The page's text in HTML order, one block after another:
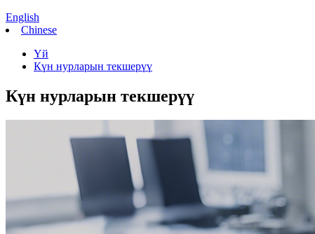
English
Chinese
Үй
Күн нурларын текшерүү
Күн нурларын текшерүү